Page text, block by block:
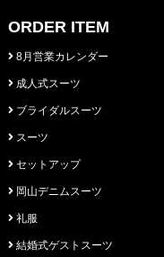
ORDER ITEM
8月営業カレンダー
成人式スーツ
ブライダルスーツ
スーツ
セットアップ
岡山デニムスーツ
礼服
結婚式ゲストスーツ